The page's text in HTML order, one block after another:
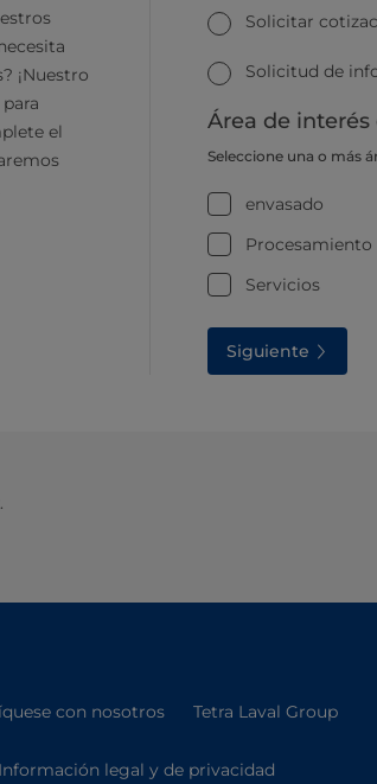
¡Nuestro
el
Solicitar
Solicitud de
Área de
Seleccione una o más
envasado
Procesamiento
Servicios
Siguiente
con nosotros Tetra Laval Group
Información legal y de privacidad